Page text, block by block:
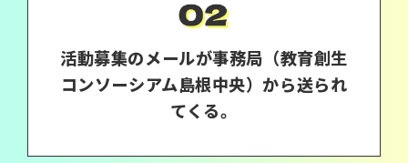
活動募集のメールが事務局（教育創生
コンソーシアム島根中央）から送られ
てくる。